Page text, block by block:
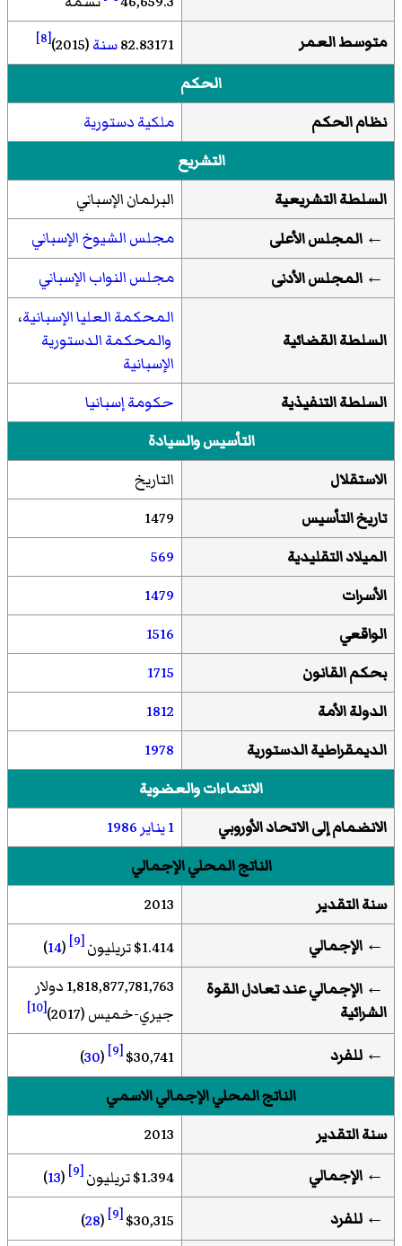
متوسط العمر
82.83171سنة(2015)
[8]
الحكم
نظام الحكم
ملكية دستورية
التشريع
السلطة التشريعية
البرلمان الإسباني
← المجلس الأعلى
مجلس الشيوخ الإسباني
← المجلس الأدنى مجلس النواب الإسباني
السلطة القضائية
المحكمة العليا الإسبانية،
والمحكمة الدستورية
الإسبانية
السلطة التنفيذية
حكومة إسبانيا
التأسيس والسيادة
الاستقلال
التاريخ
تاريخ التأسيس
1479
الميلاد التقليدية
569
الأسرات
1479
الواقعي
1516
بحكم القانون
1715
الدولة الأمة
1812
الديمقراطية الدستورية
1978
الانتماءات والعضوية
الانضمامإلىالاتحاد الأوروبي 1 يناير
1986
الناتج المحلي الإجمالي
سنة التقدير
2013
← الإجمالي
$1.414 تريليون [9]
(
14
)
← الإجمالي عند تعادل القوة
الشرائية
1,818,877,781,763 دولار
جيري-خميس (2017)
[10]
← للفرد $30,741
[9]
(
30
)
الناتج المحلي الإجمالي الاسمي
سنة التقدير
2013
← الإجمالي
$1.394 تريليون [9]
(
13
)
← للفرد $30,315
[9]
(
28
)